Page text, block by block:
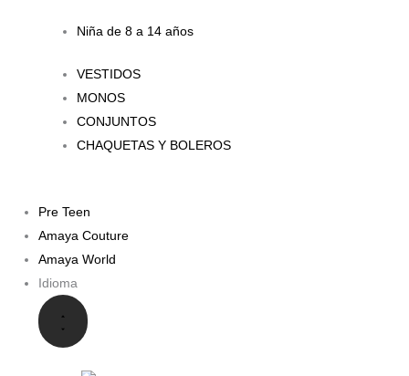
Niña de 8 a 14 años
VESTIDOS
MONOS
CONJUNTOS
CHAQUETAS Y BOLEROS
Pre Teen
Amaya Couture
Amaya World
Idioma